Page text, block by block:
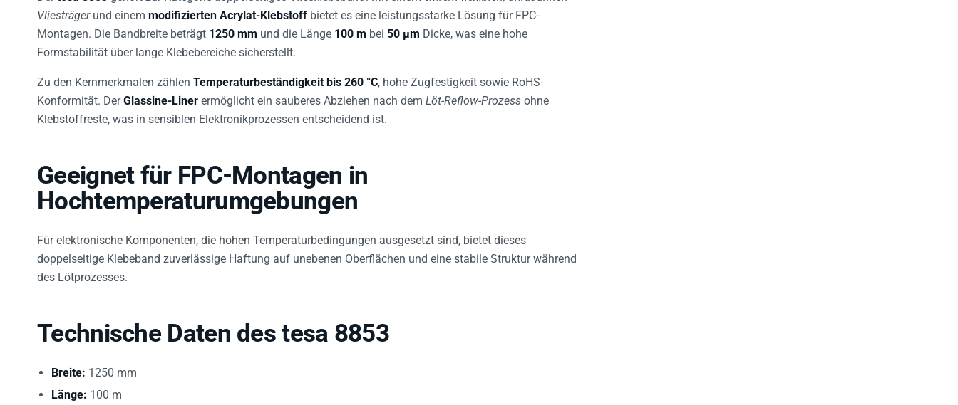
Vliesträger
und einem modifizierten Acrylat-Klebstoff bietet es eine leistungsstarke Lösung für FPC-
Montagen. Die Bandbreite beträgt
1250 mm und die Länge 100 m bei 50 µm
Dicke, was eine hohe
Formstabilität über lange Klebebereiche sicherstellt.
Zu den Kernmerkmalen zählen Temperaturbeständigkeit bis 260 °C , hohe Zugfestigkeit sowie RoHS-
Konformität. Der
Glassine-Liner ermöglicht ein sauberes Abziehen nach dem Löt-Reflow-Prozess
ohne
Klebstoffreste, was in sensiblen Elektronikprozessen entscheidend ist.
Geeignet für FPC-Montagen in
Hochtemperaturumgebungen
Für elektronische Komponenten, die hohen Temperaturbedingungen ausgesetzt sind, bietet dieses
doppelseitige Klebeband zuverlässige Haftung auf unebenen Oberflächen und eine stabile Struktur während
des Lötprozesses.
Technische Daten des tesa 8853
Breite:
1250 mm
Länge:
100 m